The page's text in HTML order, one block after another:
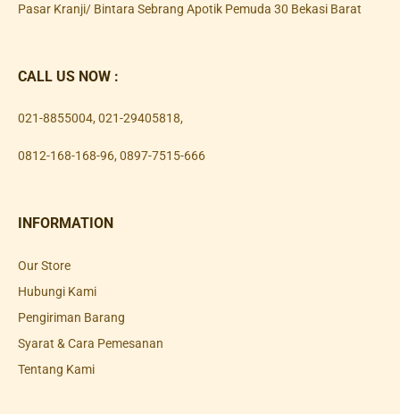
Pasar Kranji/ Bintara Sebrang Apotik Pemuda 30 Bekasi Barat
CALL US NOW :
021-8855004, 021-29405818,
0812-168-168-96, 0897-7515-666
INFORMATION
Our Store
Hubungi Kami
Pengiriman Barang
Syarat & Cara Pemesanan
Tentang Kami